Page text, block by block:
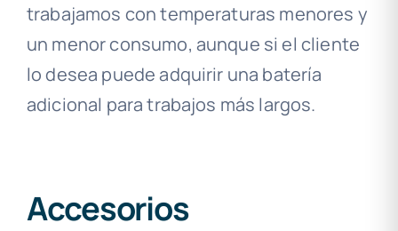
trabajamos con temperaturas menores y
un menor consumo, aunque si el cliente
lo desea puede adquirir una batería
adicional para trabajos más largos.
Accesorios